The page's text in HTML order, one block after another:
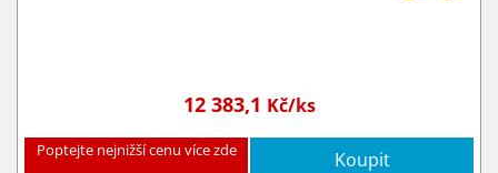
12 383,1 Kč/ks
Poptejte nejnižší cenu více zde Koupit